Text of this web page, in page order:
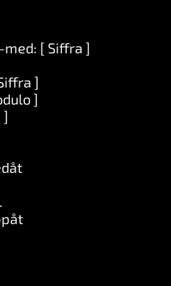
[ Siffra ]
]
]
]